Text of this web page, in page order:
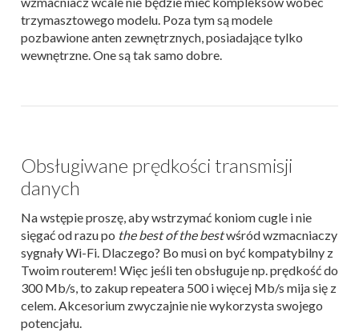
trzymasztowego modelu. Poza tym są modele
pozbawione anten zewnętrznych, posiadające tylko
wewnętrzne. One są tak samo dobre.
Obsługiwane prędkości transmisji
danych
Na wstępie proszę, aby wstrzymać koniom cugle i nie
sięgać od razu po the best of the bestwśród wzmacniaczy
sygnały Wi-Fi. Dlaczego? Bo musi on być kompatybilny z
Twoim routerem! Więc jeśli ten obsługuje np. prędkość do
300 Mb/s, to zakup repeatera 500 i więcej Mb/s mija się z
celem. Akcesorium zwyczajnie nie wykorzysta swojego
potencjału.